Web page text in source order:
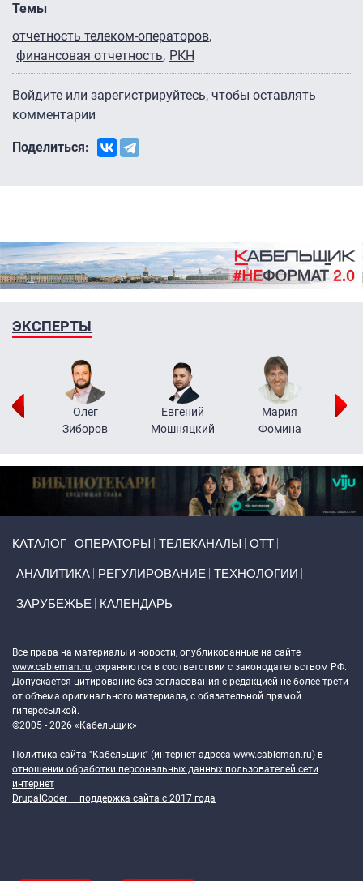
Темы
отчетность телеком-операторов
финансовая отчетность РКН
Войдите или зарегистрируйтесь, чтобы оставлять
комментарии
Поделиться:
ЭКСПЕРТЫ
Олег
Зиборов
Евгений
Мошняцкий
Мария
Фомина
КАТАЛОГ ОПЕРАТОРЫ ТЕЛЕКАНАЛЫ ОТТ
АНАЛИТИКА РЕГУЛИРОВАНИЕ ТЕХНОЛОГИИ
ЗАРУБЕЖЬЕ КАЛЕНДАРЬ
Все права на материалы и новости, опубликованные на сайте
www.cableman.ru, охраняются в соответствии с законодательством РФ.
Допускается цитирование без согласования с редакцией не более трети
от объема оригинального материала, с обязательной прямой
гиперссылкой.
©2005 - 2026 «Кабельщик»
Политика сайта "Кабельщик" (интернет-адреса www.cableman.ru) в
отношении обработки персональных данных пользователей сети
интернет
DrupalCoder — поддержка сайта c 2017 года